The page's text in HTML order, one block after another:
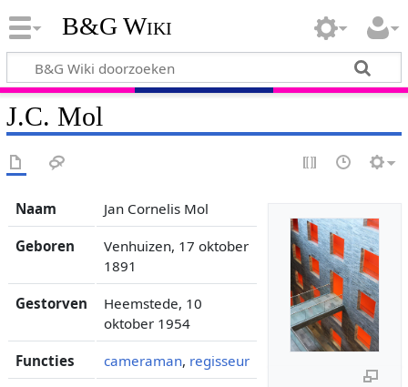
B&G Wiki
J.C. Mol
Naam Jan Cornelis Mol
Geboren
Venhuizen, 17 oktober
1891
Gestorven
Heemstede, 10
oktober 1954
Functies cameraman, regisseur